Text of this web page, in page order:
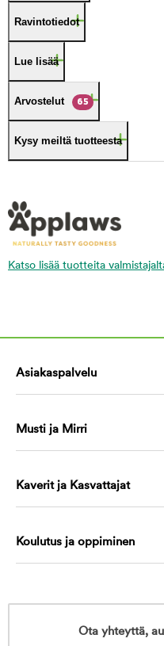
Ravintotiedot
Lue lisää
Arvostelut 65
Kysy meiltä tuotteesta
Katso lisää tuotteita
Asiakaspalvelu
Musti ja Mirri
Kaverit ja Kasvattajat
Koulutus ja oppiminen
Ota yhteyttä,